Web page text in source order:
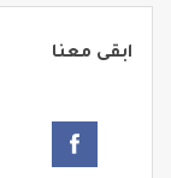
ابقى معنا